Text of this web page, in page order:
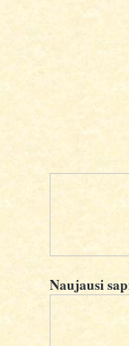
Naujausi